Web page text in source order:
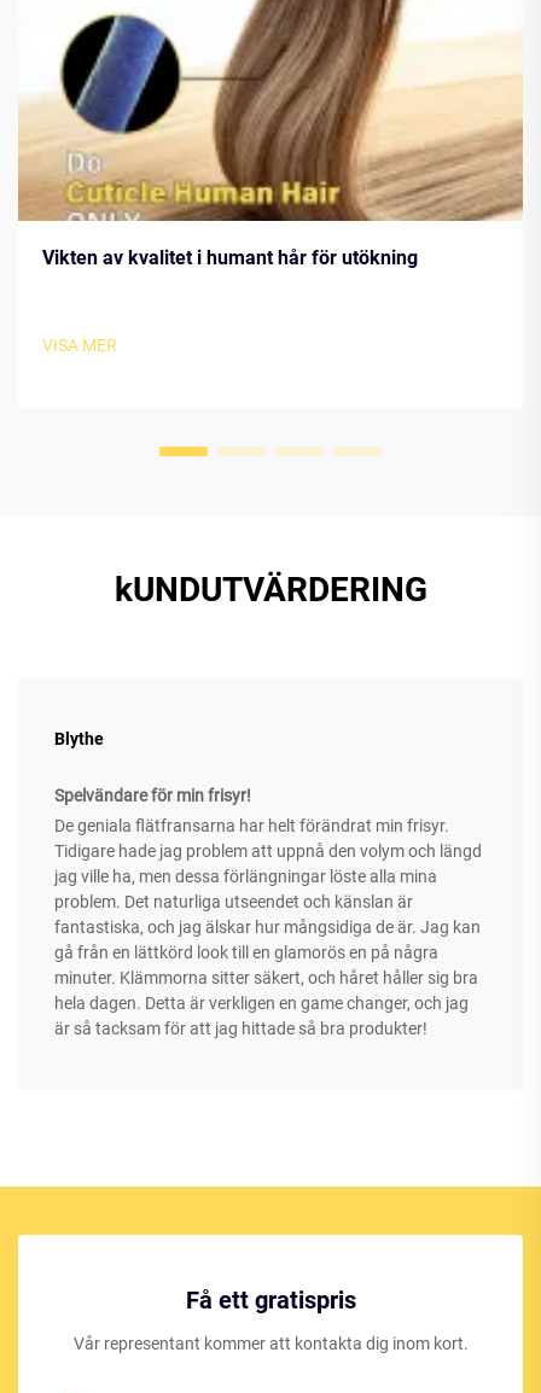
Vikten av kvalitet i humant hår för utökning
VISA MER
kUNDUTVÄRDERING
Blythe
Spelvändare för min frisyr!
De geniala flätfransarna har helt förändrat min frisyr.
Tidigare hade jag problem att uppnå den volym och längd
jag ville ha, men dessa förlängningar löste alla mina
problem. Det naturliga utseendet och känslan är
fantastiska, och jag älskar hur mångsidiga de är. Jag kan
gå från en lättkörd look till en glamorös en på några
minuter. Klämmorna sitter säkert, och håret håller sig bra
hela dagen. Detta är verkligen en game changer, och jag
är så tacksam för att jag hittade så bra produkter!
Få ett gratispris
Vår representant kommer att kontakta dig inom kort.